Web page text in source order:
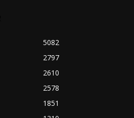
5082
2797
2610
2578
1851